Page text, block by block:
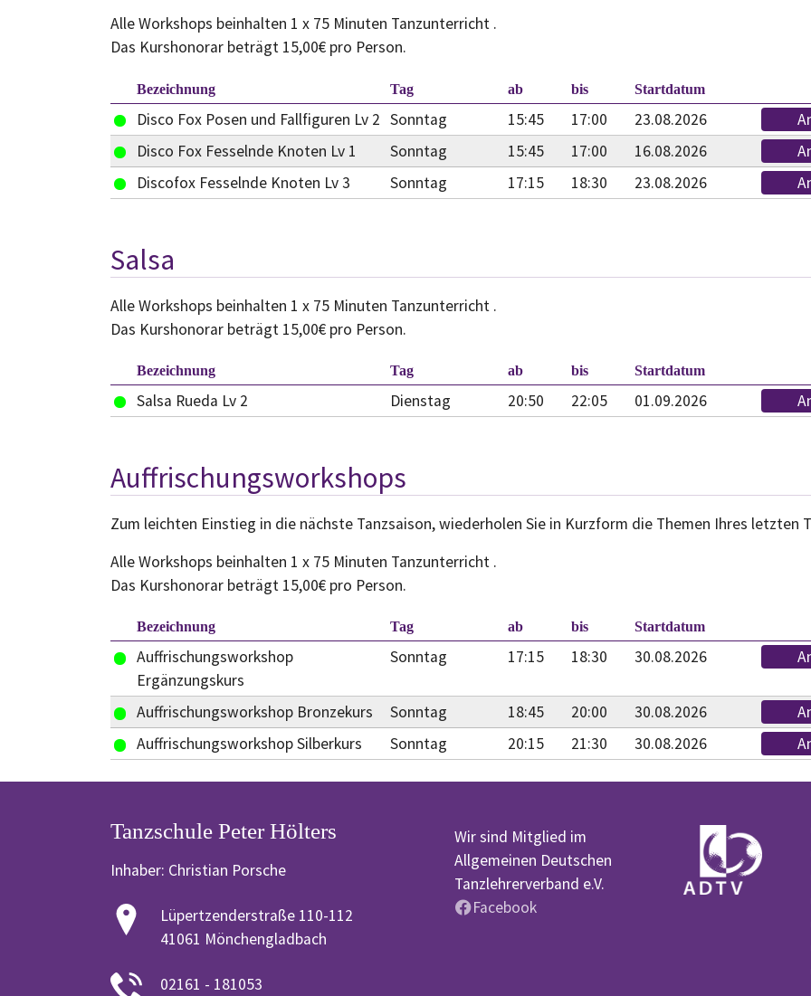
Alle Workshops beinhalten 1 x 75 Minuten Tanzunterricht .
Das Kurshonorar beträgt 15,00€ pro Person.
Bezeichnung Tag ab bis Startdatum
Disco Fox Posen und Fallfiguren Lv 2 Sonntag 15:45 17:00 23.08.2026
Disco Fox Fesselnde Knoten Lv 1
Sonntag 15:45 17:00 16.08.2026
Discofox Fesselnde Knoten Lv 3
Sonntag 17:15 18:30 23.08.2026
Salsa
Alle Workshops beinhalten 1 x 75 Minuten Tanzunterricht .
Das Kurshonorar beträgt 15,00€ pro Person.
Bezeichnung Tag ab bis Startdatum
Salsa Rueda Lv 2 Dienstag 20:50 22:05 01.09.2026
Auffrischungsworkshops
Zum leichten Einstieg in die nächste Tanzsaison, wiederholen Sie in Kurzform die Themen Ihres letzten
Alle Workshops beinhalten 1 x 75 Minuten Tanzunterricht .
Das Kurshonorar beträgt 15,00€ pro Person.
Bezeichnung Tag ab bis Startdatum
Auffrischungsworkshop
Ergänzungskurs
Sonntag 17:15 18:30 30.08.2026
Auffrischungsworkshop Bronzekurs Sonntag 18:45 20:00 30.08.2026
Auffrischungsworkshop Silberkurs
Sonntag 20:15 21:30 30.08.2026
Tanzschule Peter Hölters
Inhaber: Christian Porsche
Lüpertzenderstraße 110-112
41061 Mönchengladbach
02161 - 181053
Wir sind Mitglied im
Allgemeinen Deutschen
Tanzlehrerverband e.V.
Facebook